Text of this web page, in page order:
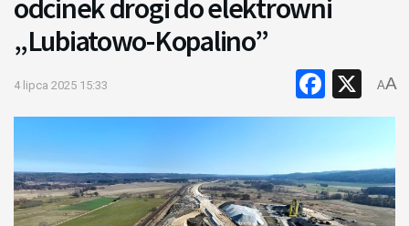
odcinek drogi do elektrowni
„Lubiatowo-Kopalino”
4 lipca 2025 15:33 X
AA